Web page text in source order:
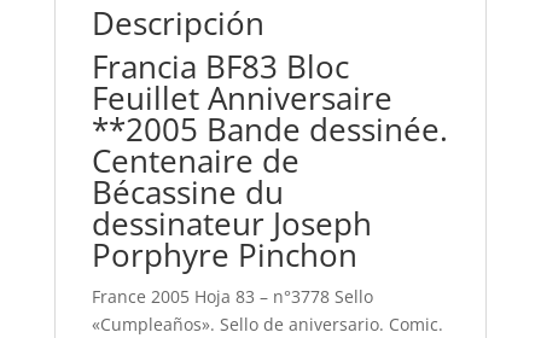
Descripción
Francia BF83 Bloc
Feuillet Anniversaire
**2005 Bande dessinée.
Centenaire de
Bécassine du
dessinateur Joseph
Porphyre Pinchon
France 2005 Hoja 83 – n°3778 Sello
«Cumpleaños». Sello de aniversario. Comic.